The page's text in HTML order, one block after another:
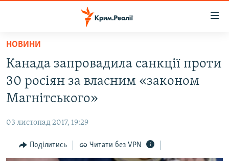
Перейти
основного
матеріалу
Перейти
до
основної
Перейти
до
ВОДА.КРИМ
ВІДЕО ТА ФОТО
БЛОГИ
ПОГЛЯД
НОВИНИ
Канада запровадила санкції проти
30 росіян за власним «законом
Магнітського»
03 листопад 2017, 19:29
Поділитись Читати без VPN